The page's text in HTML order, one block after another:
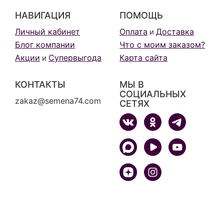
НАВИГАЦИЯ
Личный кабинет
Блог компании
Акции и Супервыгода
ПОМОЩЬ
Оплата и Доставка
Что с моим заказом?
Карта сайта
КОНТАКТЫ
zakaz@semena74.com
МЫ В
СОЦИАЛЬНЫХ
СЕТЯХ